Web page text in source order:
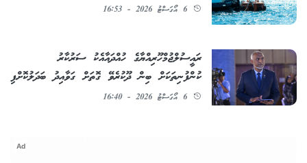
6 އޯގަސްޓު 2026 - 16:53
ރައީސުލްޖުމްހޫރިއްޔާގެ ހުއްދައާއެކު ސަރުކާރު
ކުންފުނިތަކަށް ބިން ދޫކުރެވޭ ގޮތަށް ގަވާއިދު ބަދަލުކޮށްފި
6 އޯގަސްޓު 2026 - 16:40
Ad